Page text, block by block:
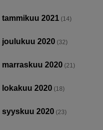
tammikuu 2021 (14)
joulukuu 2020 (32)
marraskuu 2020 (21)
lokakuu 2020 (18)
syyskuu 2020 (23)